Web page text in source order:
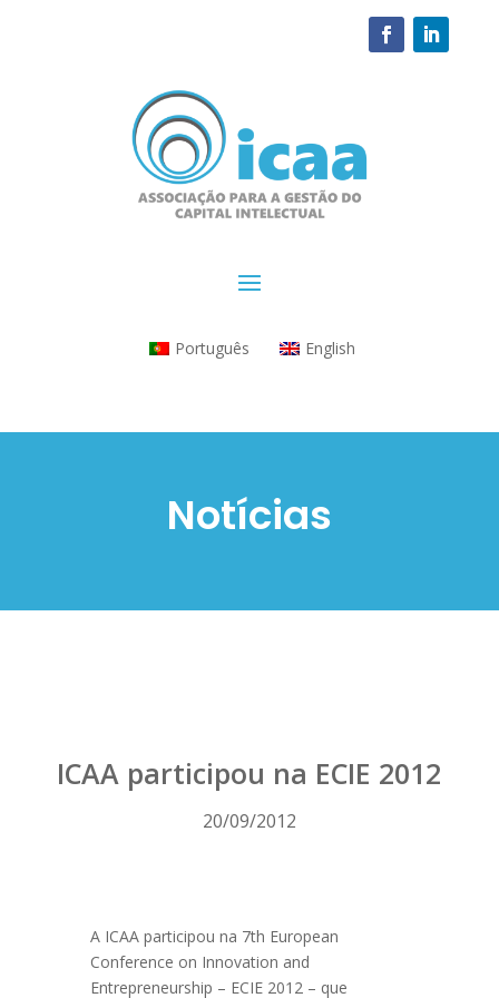
Português English
Notícias
ICAA participou na ECIE 2012
20/09/2012
A ICAA participou na 7th European
Conference on Innovation and
Entrepreneurship – ECIE 2012 – que